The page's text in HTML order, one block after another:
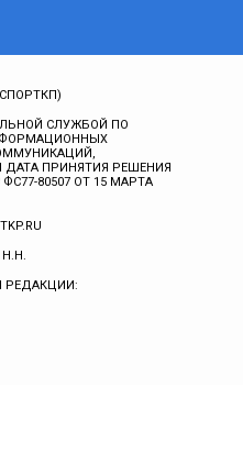
СЛУЖБОЙ ПО
ПРИНЯТИЯ РЕШЕНИЯ
80507 ОТ 15 МАРТА
РЕДАКЦИИ: